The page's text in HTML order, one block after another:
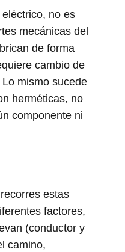
no es
mecánicas del
de forma
cambio de
mismo sucede
herméticas, no
componente ni
estas
factores,
(conductor y
camino,